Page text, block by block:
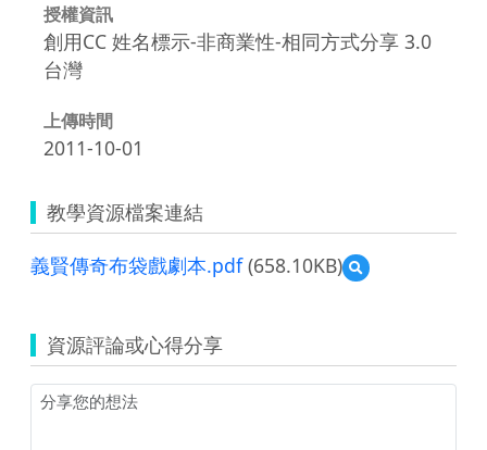
授權資訊
創用CC 姓名標示-非商業性-相同方式分享 3.0
台灣
上傳時間
2011-10-01
教學資源檔案連結
義賢傳奇布袋戲劇本.pdf(658.10KB)
預
覽
奇
布
資源評論或心得分享